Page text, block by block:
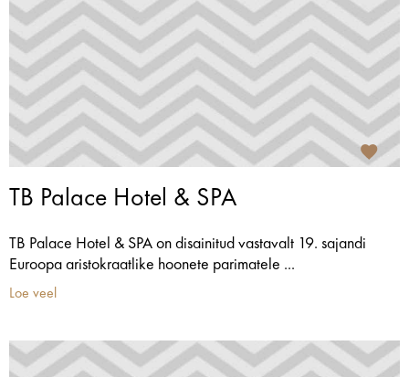
TB Palace Hotel & SPA
TB Palace Hotel & SPA on disainitud vastavalt 19. sajandi
Euroopa aristokraatlike hoonete parimatele ...
Loe veel